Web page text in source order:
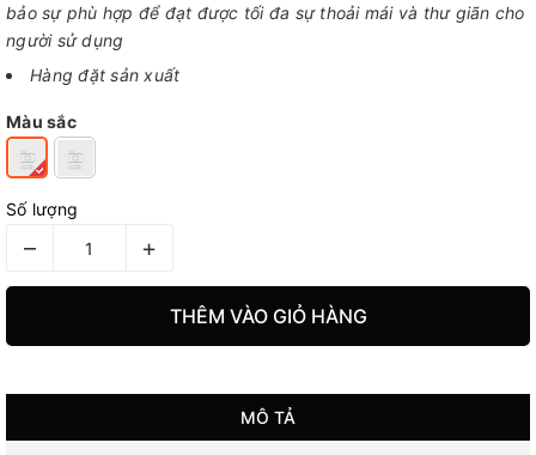
bảo sự phù hợp để đạt được tối đa sự thoải mái và thư giãn cho
người sử dụng
Hàng đặt sản xuất
Màu sắc
Số lượng
– +
THÊM VÀO GIỎ HÀNG
MÔ TẢ